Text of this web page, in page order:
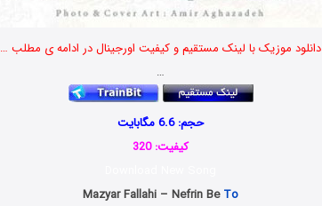
دانلود موزیک با لینک مستقیم و کیفیت اورجینال در ادامه ی مطلب …
…
حجم: 6.6 مگابایت
کیفیت: 320
Mazyar Fallahi – Nefrin BeTo